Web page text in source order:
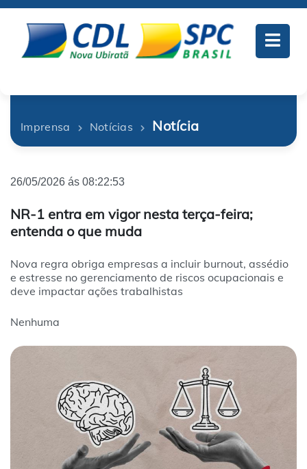
Imprensa Notícias Notícia
26/05/2026 ás 08:22:53
NR-1 entra em vigor nesta terça-feira;
entenda o que muda
Nova regra obriga empresas a incluir burnout, assédio
e estresse no gerenciamento de riscos ocupacionais e
deve impactar ações trabalhistas
Nenhuma